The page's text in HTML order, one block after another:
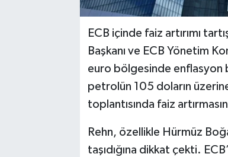
ECB içinde faiz artırımı
Başkanı ve ECB Yönetim
euro bölgesinde enflasyon
petrolün 105 doların üzerine
toplantısında faiz
Rehn, özellikle Hürmüz
taşıdığına dikkat çekti.